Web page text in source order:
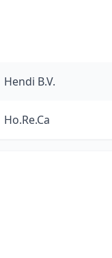
Hendi B.V.
Ho.Re.Ca